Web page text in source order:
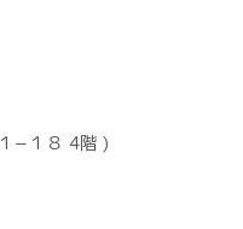
−１８ 4階 )